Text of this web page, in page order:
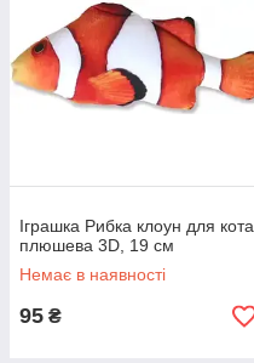
Іграшка Рибка клоун для кота
плюшева 3D, 19 см
Немає в наявності
95 ₴